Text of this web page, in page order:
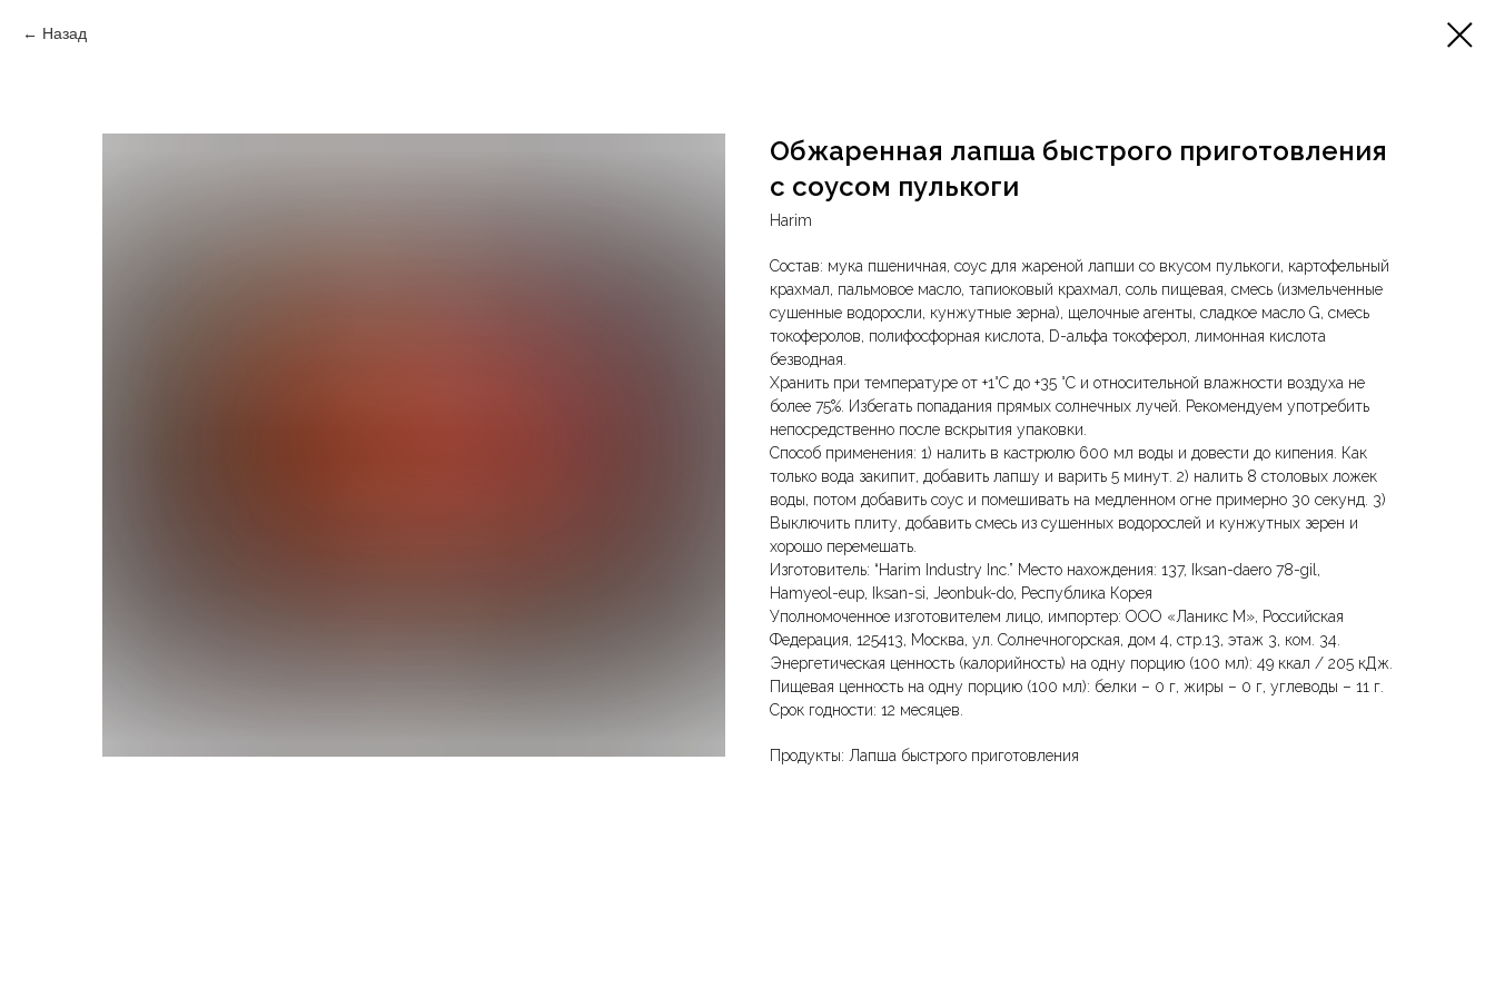
Назад
Обжаренная лапша быстрого приготовления
с соусом пулькоги
Harim
Состав: мука пшеничная, соус для жареной лапши со вкусом пулькоги, картофельный
крахмал, пальмовое масло, тапиоковый крахмал, соль пищевая, смесь (измельченные
сушенные водоросли, кунжутные зерна), щелочные агенты, сладкое масло G, смесь
токоферолов, полифосфорная кислота, D-альфа токоферол, лимонная кислота
безводная.
Хранить при температуре от +1°С до +35 °С и относительной влажности воздуха не
более 75%. Избегать попадания прямых солнечных лучей. Рекомендуем употребить
непосредственно после вскрытия упаковки.
Способ применения: 1) налить в кастрюлю 600 мл воды и довести до кипения. Как
только вода закипит, добавить лапшу и варить 5 минут. 2) налить 8 столовых ложек
воды, потом добавить соус и помешивать на медленном огне примерно 30 секунд. 3)
Выключить плиту, добавить смесь из сушенных водорослей и кунжутных зерен и
хорошо перемешать.
Изготовитель: “Harim Industry Inc.” Место нахождения: 137, Iksan-daero 78-gil,
Hamyeol-eup, Iksan-si, Jeonbuk-do, Республика Корея
Уполномоченное изготовителем лицо, импортер: ООО «Ланикс М», Российская
Федерация, 125413, Москва, ул. Солнечногорская, дом 4, стр.13, этаж 3, ком. 34.
Энергетическая ценность (калорийность) на одну порцию (100 мл): 49 ккал / 205 кДж.
Пищевая ценность на одну порцию (100 мл): белки – 0 г, жиры – 0 г, углеводы – 11 г.
Срок годности: 12 месяцев.
Продукты: Лапша быстрого приготовления